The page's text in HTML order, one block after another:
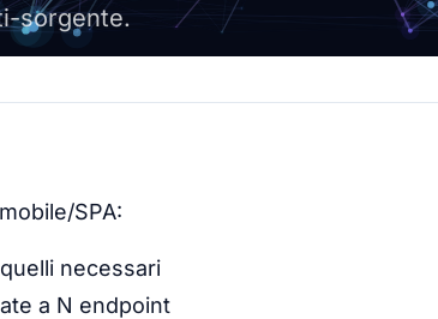
sorgente.
SPA:
necessari
a N endpoint